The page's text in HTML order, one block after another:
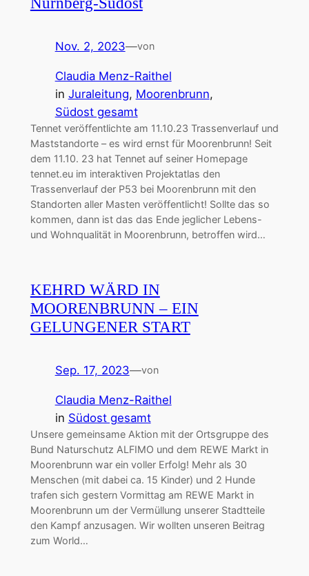
Nov. 2, 2023—von
Claudia Menz-Raithel
in Juraleitung, Moorenbrunn
Südost gesamt
Tennet veröffentlichte am 11.10.23 Trassenverlauf und
Maststandorte – es wird ernst für Moorenbrunn! Seit
dem 11.10. 23 hat Tennet auf seiner Homepage
tennet.eu im interaktiven Projektatlas den
Trassenverlauf der P53 bei Moorenbrunn mit den
Standorten aller Masten veröffentlicht! Sollte das so
kommen, dann ist das das Ende jeglicher Lebens-
und Wohnqualität in Moorenbrunn, betroffen wird…
KEHRD WÄRD IN
MOORENBRUNN – EIN
GELUNGENER START
Sep. 17, 2023—von
Claudia Menz-Raithel
in Südost gesamt
Unsere gemeinsame Aktion mit der Ortsgruppe des
Bund Naturschutz ALFIMO und dem REWE Markt in
Moorenbrunn war ein voller Erfolg! Mehr als 30
Menschen (mit dabei ca. 15 Kinder) und 2 Hunde
trafen sich gestern Vormittag am REWE Markt in
Moorenbrunn um der Vermüllung unserer Stadtteile
den Kampf anzusagen. Wir wollten unseren Beitrag
zum World…